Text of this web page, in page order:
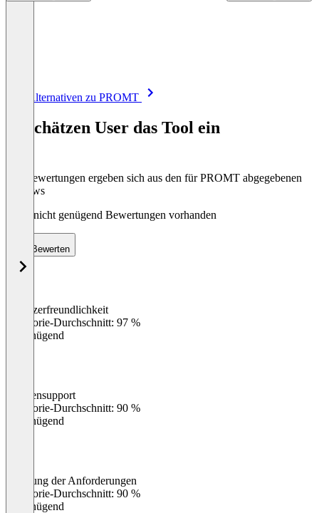
Alle Alternativen zu PROMT
So schätzen User das Tool ein
Die Bewertungen ergeben sich aus den für PROMT abgegebenen
Reviews
Noch nicht genügend Bewertungen vorhanden
Bewerten
Benutzerfreundlichkeit
Kategorie-Durchschnitt: 97 %
Ungenügend
Kundensupport
Kategorie-Durchschnitt: 90 %
Ungenügend
Erfüllung der Anforderungen
Kategorie-Durchschnitt: 90 %
Ungenügend